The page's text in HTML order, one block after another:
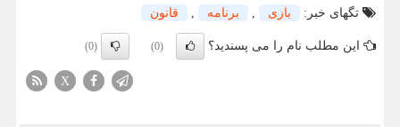
تگهای خبر:
بازی , برنامه , قانون
این مطلب نام را می پسندید؟ (0)
(0)
X